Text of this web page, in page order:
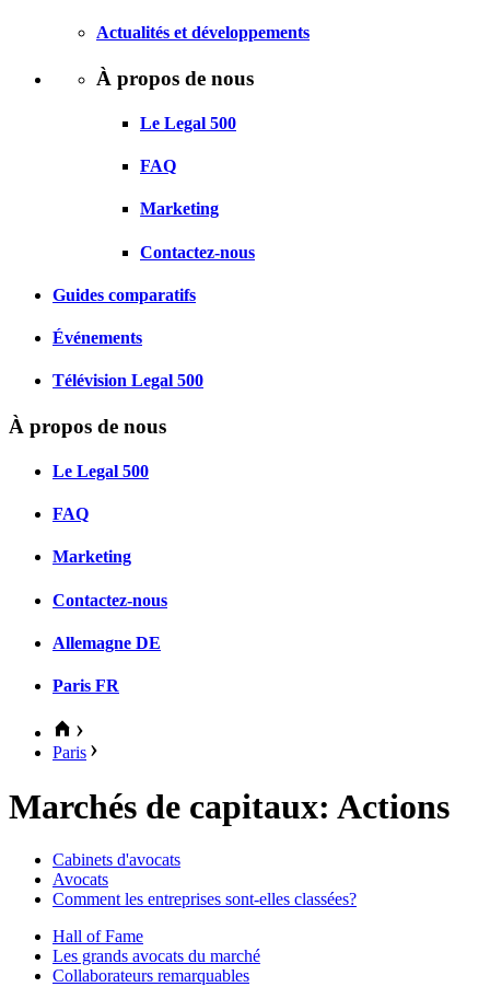
Actualités et développements
À propos de nous
Le Legal 500
FAQ
Marketing
Contactez-nous
Guides comparatifs
Événements
Télévision Legal 500
À propos de nous
Le Legal 500
FAQ
Marketing
Contactez-nous
Allemagne DE
Paris FR
Paris
Marchés de capitaux: Actions
Cabinets d'avocats
Avocats
Comment les entreprises sont-elles classées?
Hall of Fame
Les grands avocats du marché
Collaborateurs remarquables